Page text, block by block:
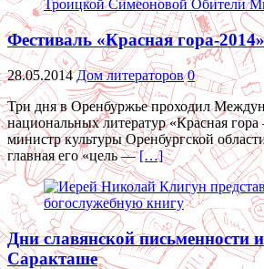
Фестиваль «Красная гора-2014»
28.05.2014 Дом литераторов 0
Три дня в Оренбуржье проходил
национальных литератур «Красная гора
министр культуры Оренбургской
главная его «цель —[…]
Дни славянской письменности
Саракташе